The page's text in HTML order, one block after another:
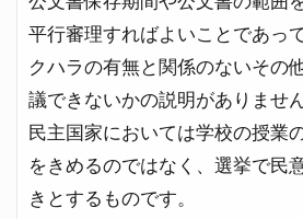
平行審理すればよいことであっ
クハラの有無と関係のないその
議できないかの説明がありません
民主国家においては学校の授業
をきめるのではなく、選挙で民
きとするものです。